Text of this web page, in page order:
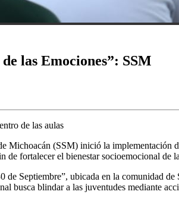
las Emociones”: SSM
de las aulas
Michoacán (SSM) inició la implementación
fortalecer el bienestar socioemocional de
de Septiembre”, ubicada en la comunidad
busca blindar a las juventudes mediante